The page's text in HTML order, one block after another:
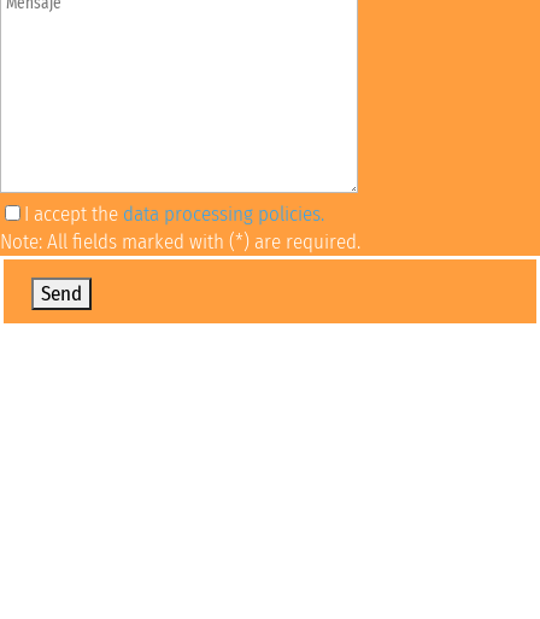
I accept the data processing policies.
Note: All fields marked with (*) are required.